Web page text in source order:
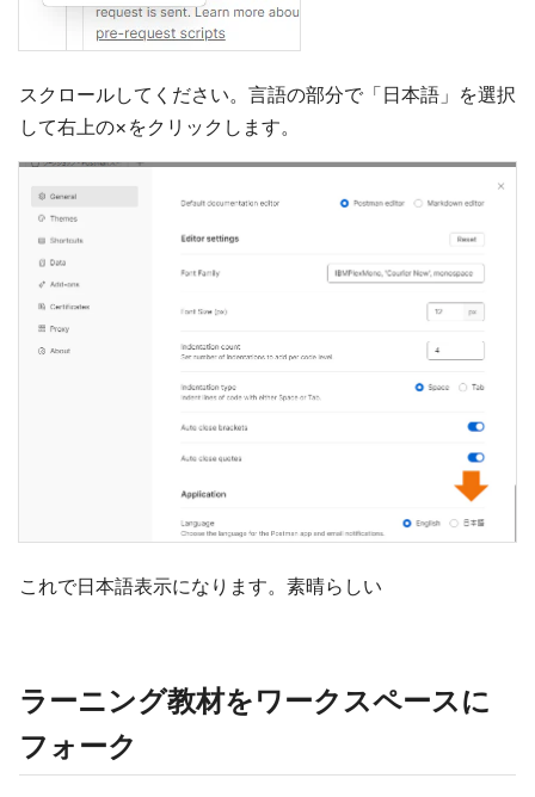
スクロールしてください。言語の部分で「日本語」を選択
して右上の×をクリックします。
これで日本語表示になります。素晴らしい
ラーニング教材をワークスペースに
フォーク